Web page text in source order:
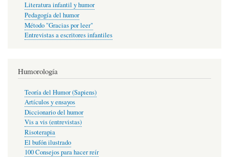
Literatura infantil y humor
Pedagogía del humor
Método "Gracias por leer"
Entrevistas a escritores infantiles
Humorología
Teoría del Humor (Sapiens)
Artículos y ensayos
Diccionario del humor
Vis a vis (entrevistas)
Risoterapia
El bufón ilustrado
100 Consejos para hacer reír